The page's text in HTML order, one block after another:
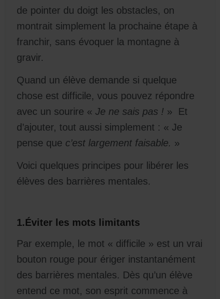
de pointer du doigt les obstacles, on
montrait simplement la prochaine étape à
franchir, sans évoquer la montagne à
gravir.
Quand un élève demande si quelque
chose est difficile, vous pouvez répondre
avec un sourire «Je ne sais pas ! » Et
d’ajouter, tout aussi simplement : « Je
pense que c’est largement faisable. »
Voici quelques principes pour libérer les
élèves des barrières mentales.
1.Éviter les mots limitants
Par exemple, le mot « difficile » est un vrai
bouton rouge pour ériger instantanément
des barrières mentales. Dès qu’un élève
entend ce mot, son esprit commence à